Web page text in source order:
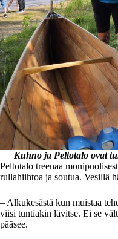
Kuhno ja Peltotalo ovat
Peltotalo treenaa
rullahiihtoa ja soutua. Vesillä
– Alkukesästä kun muistaa
viisi tuntiakin lävitse. Ei se
pääsee.